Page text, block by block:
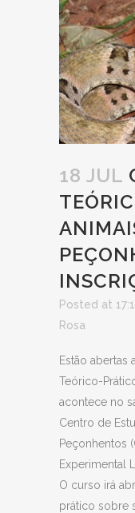
18 JUL
Posted at
Rosa
Estão abertas
Teórico-
acontece no
Centro de
Peçonhentos
Experimental
O curso irá
prático sobre